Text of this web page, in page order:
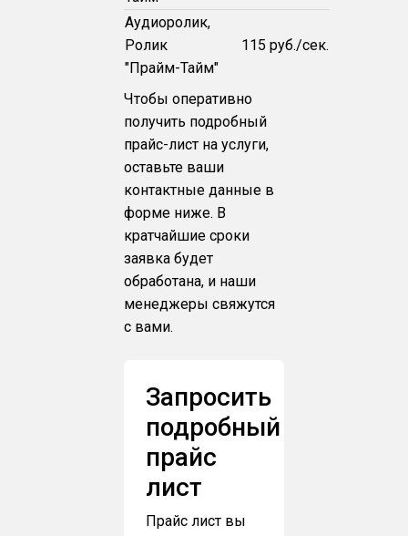
Аудиоролик,
Ролик
"Прайм-Тайм"
115 руб./сек.
Чтобы оперативно
получить подробный
прайс-лист на услуги,
оставьте ваши
контактные данные в
форме ниже. В
кратчайшие сроки
заявка будет
обработана, и наши
менеджеры свяжутся
с вами.
Запросить
подробный
прайс
лист
Прайс лист вы